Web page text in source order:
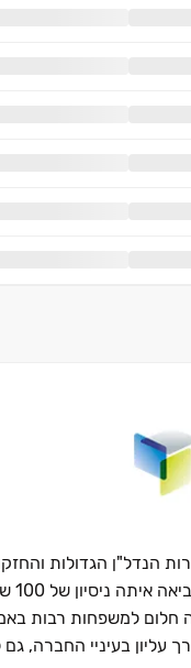
הנדל"ן הגדולות
למשפחות רבות
עליון בעיניי החברה,